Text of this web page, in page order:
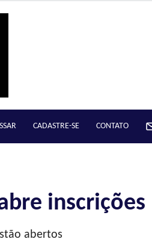
CADASTRE-SE CONTATO
inscrições
abertos